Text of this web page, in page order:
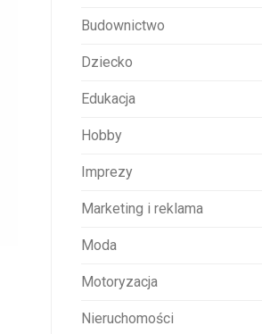
Budownictwo
Dziecko
Edukacja
Hobby
Imprezy
Marketing i reklama
Moda
Motoryzacja
Nieruchomości